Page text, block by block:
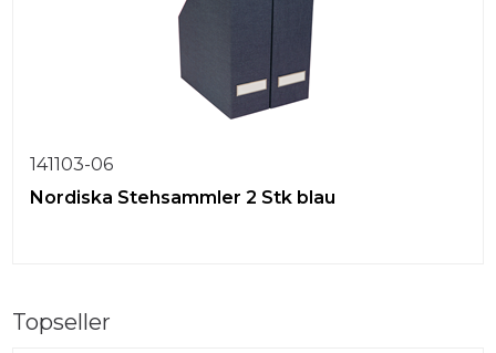
141103-06
Nordiska Stehsammler 2 Stk blau
Topseller